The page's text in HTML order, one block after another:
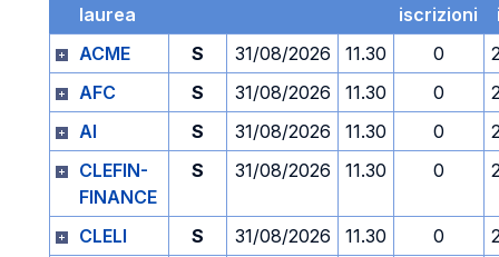
laurea
iscrizioni
ACME
S 31/08/2026 11.30 0
AFC
S 31/08/2026 11.30 0
AI
S 31/08/2026 11.30 0
CLEFIN-
FINANCE
S 31/08/2026 11.30 0
CLELI S 31/08/2026 11.30 0